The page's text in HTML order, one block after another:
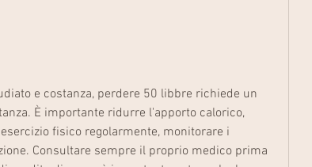
È importante ridurre l'apporto calorico,
fisico regolarmente, monitorare i
Consultare sempre il proprio medico prima